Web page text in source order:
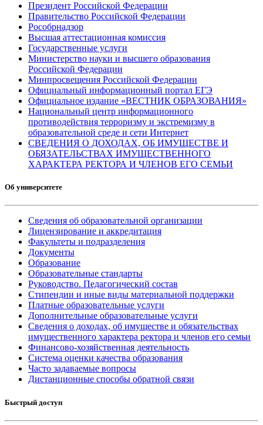
Президент Российской Федерации
Правительство Российской Федерации
Рособрнадзор
Высшая аттестационная комиссия
Государственные услуги
Министерство науки и высшего образования
Российской Федерации
Минпросвещения Российской Федерации
Официальный информационный портал ЕГЭ
Официальное издание «ВЕСТНИК ОБРАЗОВАНИЯ»
Национальный центр информационного
противодействия терроризму и экстремизму в
образовательной среде и сети Интернет
СВЕДЕНИЯ О ДОХОДАХ, ОБ ИМУЩЕСТВЕ И
ОБЯЗАТЕЛЬСТВАХ ИМУЩЕСТВЕННОГО
ХАРАКТЕРА РЕКТОРА И ЧЛЕНОВ ЕГО СЕМЬИ
Об университете
Сведения об образовательной организации
Лицензирование и аккредитация
Факультеты и подразделения
Документы
Образование
Образовательные стандарты
Руководство. Педагогический состав
Стипендии и иные виды материальной поддержки
Платные образовательные услуги
Дополнительные образовательные услуги
Сведения о доходах, об имуществе и обязательствах
имущественного характера ректора и членов его семьи
Финансово-хозяйственная деятельность
Система оценки качества образования
Часто задаваемые вопросы
Дистанционные способы обратной связи
Быстрый доступ